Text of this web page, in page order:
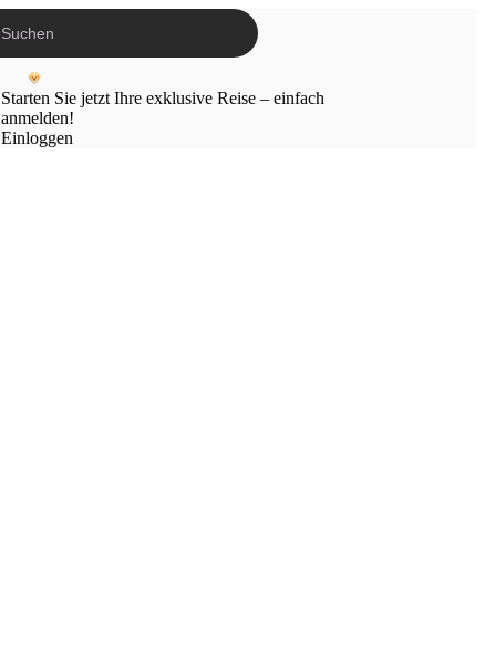
Starten Sie jetzt Ihre exklusive Reise – einfach
anmelden!
Einloggen